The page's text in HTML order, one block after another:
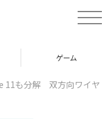
t
o
ゲーム
11も分解 双方向ワイヤ